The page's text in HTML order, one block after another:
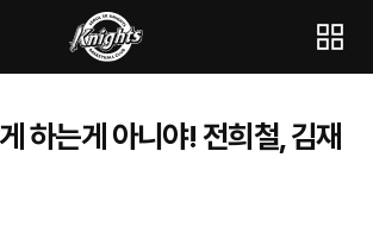
하는게 아니야! 전희철, 김재